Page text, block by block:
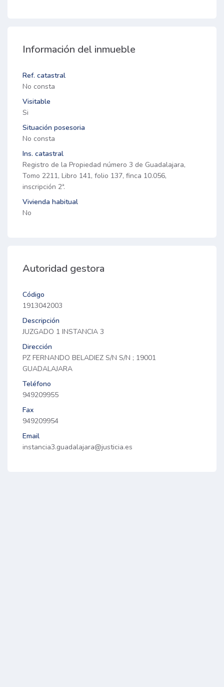
Información del inmueble
Ref. catastral
No consta
Visitable
Si
Situación posesoria
No consta
Ins. catastral
Registro de la Propiedad número 3 de Guadalajara,
Tomo 2211, Libro 141, folio 137, finca 10.056,
inscripción 2ª.
Vivienda habitual
No
Autoridad gestora
Código
1913042003
Descripción
JUZGADO 1 INSTANCIA 3
Dirección
PZ FERNANDO BELADIEZ S/N S/N ; 19001
GUADALAJARA
Teléfono
949209955
Fax
949209954
Email
instancia3.guadalajara@justicia.es